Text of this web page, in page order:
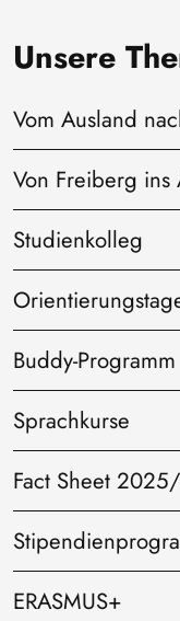
Unsere
Vom Ausland
Von Freiberg ins
Studienkolleg
Buddy-Programm
Sprachkurse
Fact Sheet
ERASMUS+